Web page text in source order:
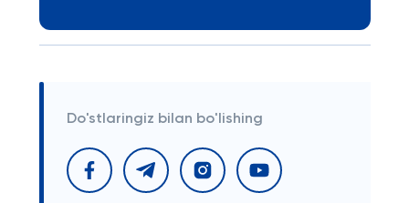
Do'stlaringiz bilan bo'lishing